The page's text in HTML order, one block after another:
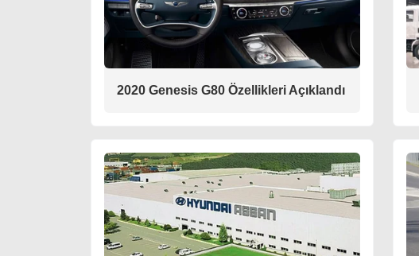
2020 Genesis G80 Özellikleri Açıklandı